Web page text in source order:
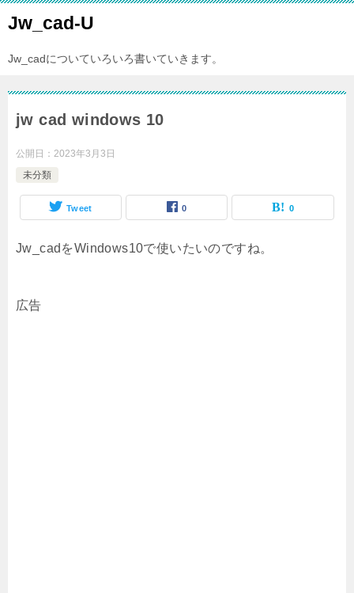
Jw_cad-U
Jw_cadについていろいろ書いていきます。
jw cad windows 10
公開日： 2023年3月3日
未分類
Tweet 0 0
Jw_cadをWindows10で使いたいのですね。
広告